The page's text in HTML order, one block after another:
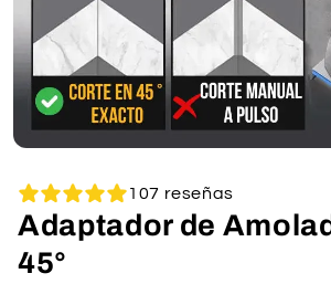
107 reseñas
Adaptador de
45°